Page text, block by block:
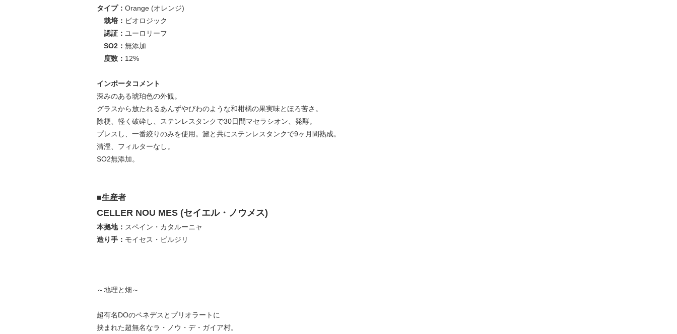
タイプ： Orange (オレンジ)
栽培： ビオロジック
認証： ユーロリーフ
SO2： 無添加
度数： 12%
インポータコメント
深みのある琥珀色の外観。
グラスから放たれるあんずやびわのような和柑橘の果実味とほろ苦さ。
除梗、軽く破砕し、ステンレスタンクで30日間マセラシオン、発酵。
プレスし、一番絞りのみを使用。澱と共にステンレスタンクで9ヶ月間熟成。
清澄、フィルターなし。
SO2無添加。
■生産者
CELLER NOU MES (セイエル・ノウメス)
本拠地： スペイン・カタルーニャ
造り手： モイセス・ビルジリ
～地理と畑～
超有名DOのペネデスとプリオラートに
挟まれた超無名なラ・ノウ・デ・ガイア村。